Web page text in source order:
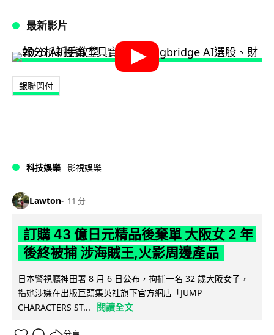
最新影片
銀聯閃付
科技娛樂 影視娛樂
Lawton 11 分
訂購 43 億日元精品後棄單 大阪女 2 年
後終被捕 涉海賊王,火影周邊產品
日本警視廳神田署 8 月 6 日公布，拘捕一名 32 歲大阪女子，
指她涉嫌在出版巨頭集英社旗下官方網店「JUMP
CHARACTERS ST...
閱讀全文